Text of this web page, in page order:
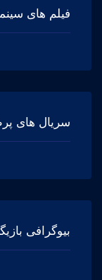
فیلم های
سریال های
بیوگرافی